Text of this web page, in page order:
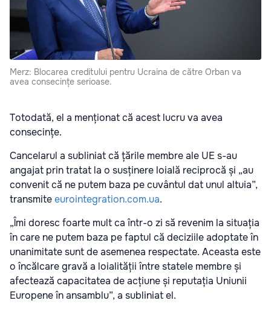
Merz: Blocarea creditului pentru Ucraina de către Orban va
avea consecințe serioase.
Totodată, el a menționat că acest lucru va avea
consecințe.
Cancelarul a subliniat că țările membre ale UE s-au
angajat prin tratat la o susținere loială reciprocă și „au
convenit că ne putem baza pe cuvântul dat unul altuia”,
transmiteeurointegration.com.ua.
„Îmi doresc foarte mult ca într-o zi să revenim la situația
în care ne putem baza pe faptul că deciziile adoptate în
unanimitate sunt de asemenea respectate. Aceasta este
o încălcare gravă a loialității între statele membre și
afectează capacitatea de acțiune și reputația Uniunii
Europene în ansamblu”, a subliniat el.